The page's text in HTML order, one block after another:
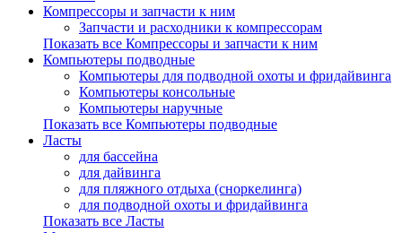
Компрессоры и запчасти к ним
Запчасти и расходники к компрессорам
Показать все Компрессоры и запчасти к ним
Компьютеры подводные
Компьютеры для подводной охоты и фридайвинга
Компьютеры консольные
Компьютеры наручные
Показать все Компьютеры подводные
Ласты
для бассейна
для дайвинга
для пляжного отдыха (сноркелинга)
для подводной охоты и фридайвинга
Показать все Ласты